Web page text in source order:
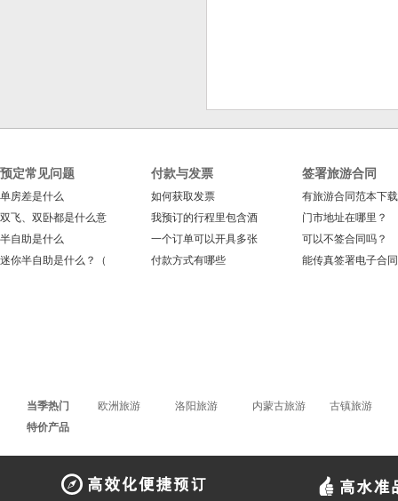
预定常见问题
单房差是什么
双飞、双卧都是什么意
半自助是什么
迷你半自助是什么？（
付款与发票
如何获取发票
我预订的行程里包含酒
一个订单可以开具多张
付款方式有哪些
签署旅游合同
有旅游合同范本下
门市地址在哪里？
可以不签合同吗？
能传真签署电子合
当季热门 欧洲旅游 洛阳旅游 内蒙古旅游
古镇旅游
特价产品